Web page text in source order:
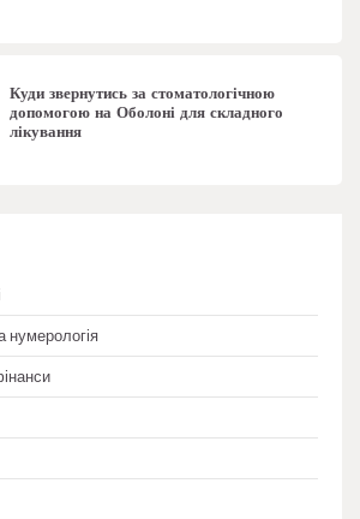
Куди звернутись за стоматологічною
допомогою на Оболоні для складного
лікування
нумерологія